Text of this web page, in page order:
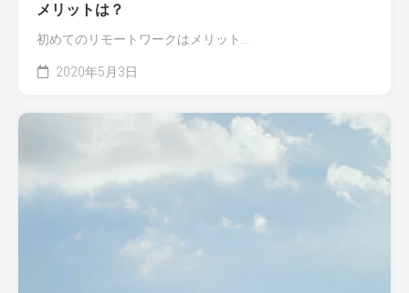
メリットは？
初めてのリモートワークはメリット...
2020年5月3日